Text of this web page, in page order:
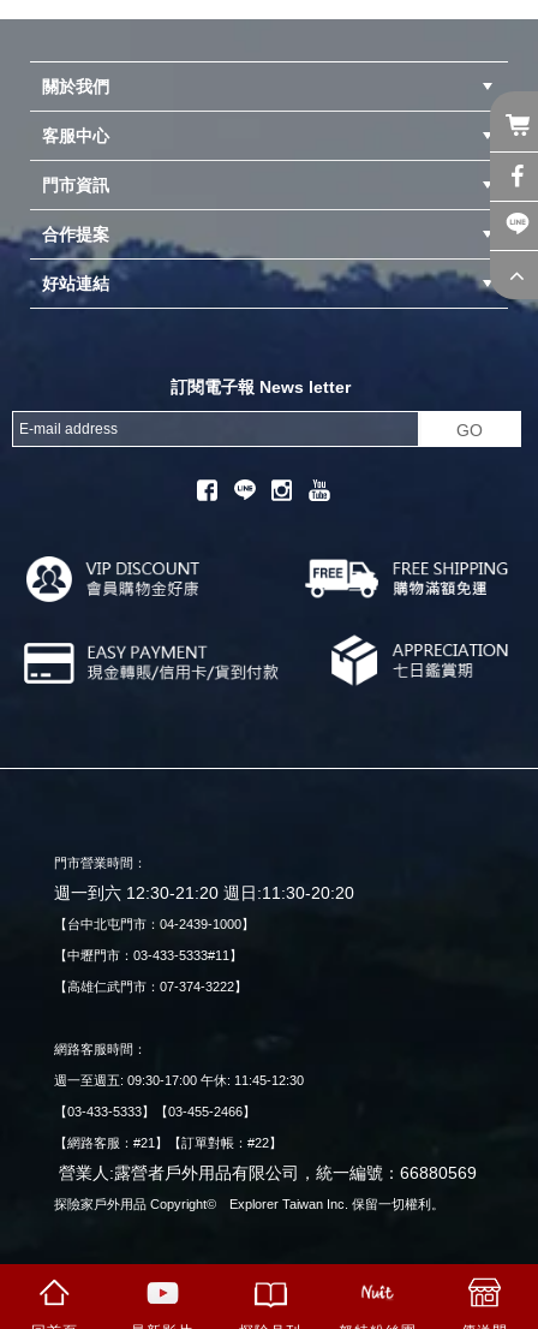
關於我們
客服中心
門市資訊
合作提案
異業合作
專案採購
成為供應商
好站連結
訂閱電子報 News letter
GO
門市營業時間：
週一到六 12:30-21:20 週日:11:30-20:20
【台中北屯門市：04-2439-1000】
【中壢門市：03-433-5333#11】
【高雄仁武門市：07-374-3222】
網路客服時間：
週一至週五: 09:30-17:00 午休: 11:45-12:30
【03-433-5333】【03-455-2466】
【網路客服：#21】【訂單對帳：#22】
營業人:露營者戶外用品有限公司，統一編號：66880569
探險家戶外用品 Copyright© Explorer Taiwan Inc. 保留一切權利。